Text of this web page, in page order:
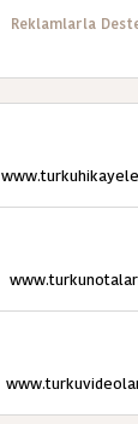
Reklamlarla